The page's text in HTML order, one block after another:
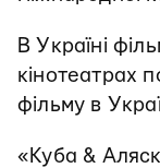
В Україні
кінотеатрах
фільму в
«Куба &